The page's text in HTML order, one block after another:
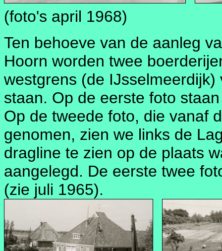
(foto's april 1968)
Ten behoeve van de aanleg
Hoorn worden twee
westgrens (de
staan. Op de eerste foto
Op de tweede foto, die vanaf
genomen, zien we links de
dragline te zien op de plaats
aangelegd. De eerste twee
(zie juli 1965).